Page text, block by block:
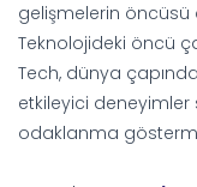
gelişmelerin
Teknolojideki öncü
Tech, dünya
etkileyici
odaklanma